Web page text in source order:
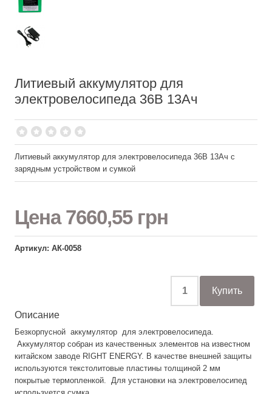
Литиевый аккумулятор для
электровелосипеда 36В 13Ач
Литиевый аккумулятор для электровелосипеда 36В 13Ач с
зарядным устройством и сумкой
Цена7660,55 грн
Артикул: АК-0058
Описание
Безкорпусной аккумулятор для электровелосипеда.
Аккумулятор собран из качественных элементов на известном
китайском заводе RIGHT ENERGY. В качестве внешней защиты
используются текстолитовые пластины толщиной 2 мм
покрытые термопленкой. Для установки на электровелосипед